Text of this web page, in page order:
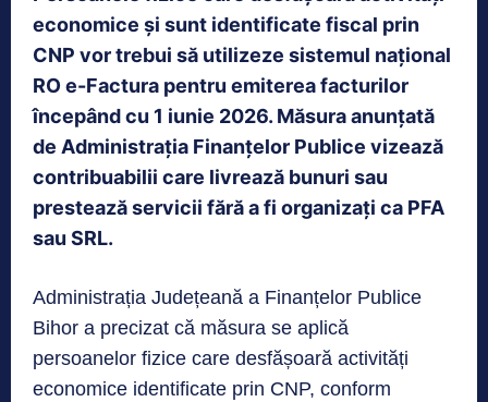
economice și sunt identificate fiscal prin
CNP vor trebui să utilizeze sistemul național
RO e-Factura pentru emiterea facturilor
începând cu 1 iunie 2026. Măsura anunțată
de Administrația Finanțelor Publice vizează
contribuabilii care livrează bunuri sau
prestează servicii fără a fi organizați ca PFA
sau SRL.
Administrația Județeană a Finanțelor Publice
Bihor a precizat că măsura se aplică
persoanelor fizice care desfășoară activități
economice identificate prin CNP, conform